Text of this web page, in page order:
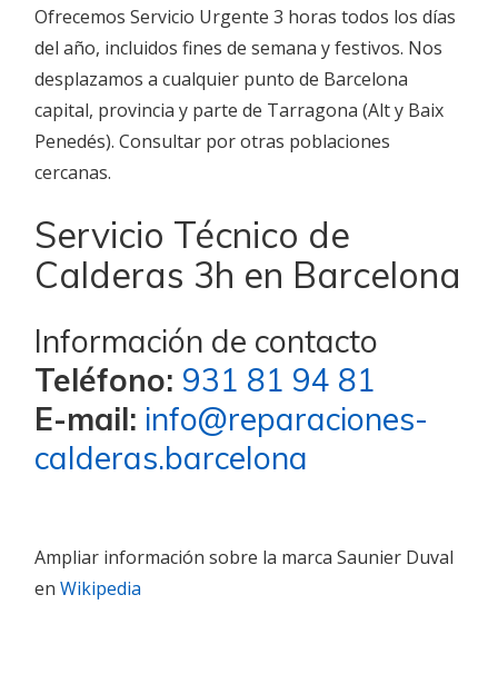
Ofrecemos Servicio Urgente 3 horas todos los días
del año, incluidos fines de semana y festivos. Nos
desplazamos a cualquier punto de Barcelona
capital, provincia y parte de Tarragona (Alt y Baix
Penedés). Consultar por otras poblaciones
cercanas.
Servicio Técnico de
Calderas 3h en Barcelona
Información de contacto
Teléfono: 931 81 94 81
E-mail: info@reparaciones-
calderas.barcelona
Ampliar información sobre la marca Saunier Duval
en Wikipedia